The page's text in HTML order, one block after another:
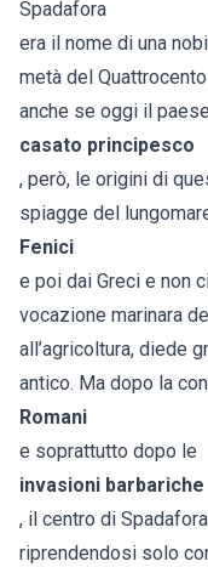
Spadafora
era il nome di una
metà del
anche se oggi il
casato principesco
, però, le origini di
spiagge del
Fenici
e poi dai Greci e non
vocazione marinara
all’agricoltura, diede
antico. Ma dopo la
Romani
e soprattutto dopo le
invasioni barbariche
, il centro di
riprendendosi solo